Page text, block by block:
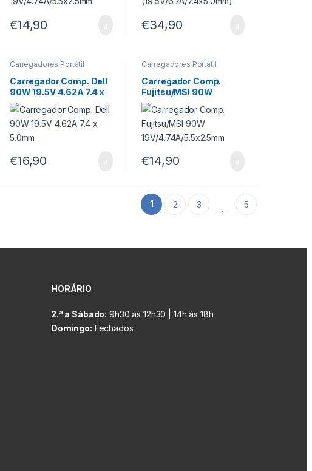
€14,90 €34,90
Carregadores Portátil
Carregador Comp. Dell
90W 19.5V 4.62A 7.4 x
5.0mm
€16,90
Carregadores Portátil
Carregador Comp.
Fujitsu/MSI 90W
19V/4.74A/5.5×2.5mm
€14,90
1 2 3 … 5
HORÁRIO
2.ª a Sábado: 9h30 às 12h30 | 14h às 18h
Domingo: Fechados